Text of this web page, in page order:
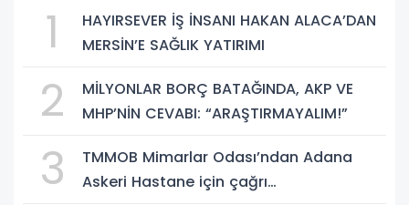
1
HAYIRSEVER İŞ İNSANI HAKAN ALACA’DAN
MERSİN’E SAĞLIK YATIRIMI
2
MİLYONLAR BORÇ BATAĞINDA, AKP VE
MHP’NİN CEVABI: “ARAŞTIRMAYALIM!”
3
TMMOB Mimarlar Odası’ndan Adana
Askeri Hastane için çağrı…